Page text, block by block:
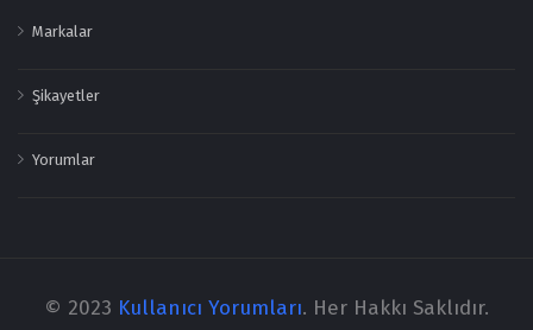
Markalar
Şikayetler
Yorumlar
© 2023 Kullanıcı Yorumları. Her Hakkı Saklıdır.